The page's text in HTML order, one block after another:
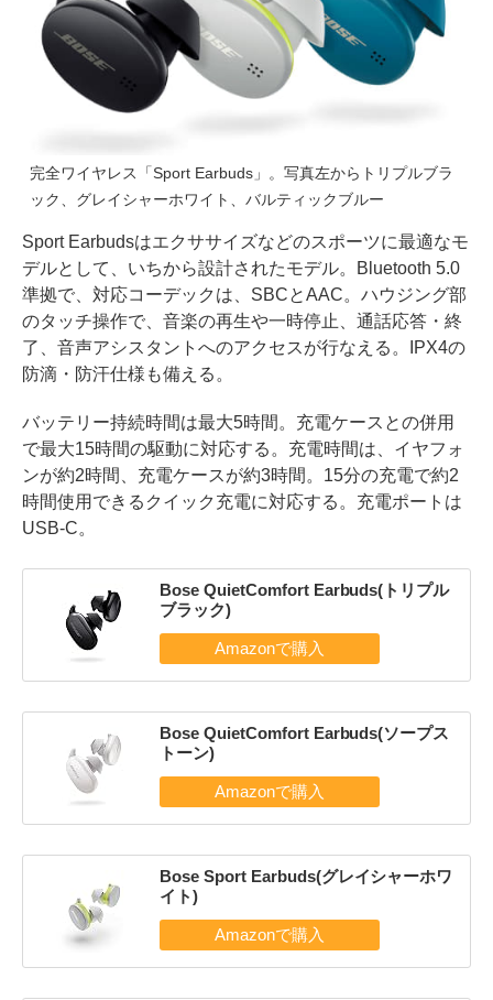
完全ワイヤレス「Sport Earbuds」。写真左からトリプルブラ
ック、グレイシャーホワイト、バルティックブルー
Sport Earbudsはエクササイズなどのスポーツに最適なモ
デルとして、いちから設計されたモデル。Bluetooth 5.0
準拠で、対応コーデックは、SBCとAAC。ハウジング部
のタッチ操作で、音楽の再生や一時停止、通話応答・終
了、音声アシスタントへのアクセスが行なえる。IPX4の
防滴・防汗仕様も備える。
バッテリー持続時間は最大5時間。充電ケースとの併用
で最大15時間の駆動に対応する。充電時間は、イヤフォ
ンが約2時間、充電ケースが約3時間。15分の充電で約2
時間使用できるクイック充電に対応する。充電ポートは
USB-C。
Bose QuietComfort Earbuds(トリプル
ブラック)
Bose QuietComfort Earbuds(ソープス
トーン)
Bose Sport Earbuds(グレイシャーホワ
イト)